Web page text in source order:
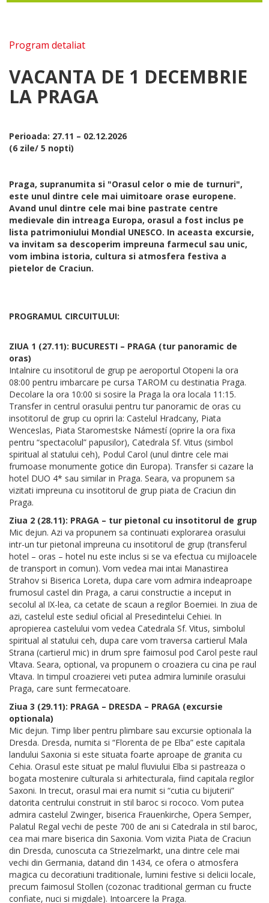
Program detaliat
VACANTA DE 1 DECEMBRIE
LA PRAGA
Perioada: 27.11 – 02.12.2026
(6 zile/ 5 nopti)
Praga, supranumita si "Orasul celor o mie de turnuri",
este unul dintre cele mai uimitoare orase europene.
Avand unul dintre cele mai bine pastrate centre
medievale din intreaga Europa, orasul a fost inclus pe
lista patrimoniului Mondial UNESCO. In aceasta excursie,
va invitam sa descoperim impreuna farmecul sau unic,
vom imbina istoria, cultura si atmosfera festiva a
pietelor de Craciun.
PROGRAMUL CIRCUITULUI:
ZIUA 1 (27.11): BUCURESTI – PRAGA (tur panoramic de
oras)
Intalnire cu insotitorul de grup pe aeroportul Otopeni la ora
08:00 pentru imbarcare pe cursa TAROM cu destinatia Praga.
Decolare la ora 10:00 si sosire la Praga la ora locala 11:15.
Transfer in centrul orasului pentru tur panoramic de oras cu
insotitorul de grup cu opriri la: Castelul Hradcany, Piata
Wenceslas, Piata Staromestske Námestí (oprire la ora fixa
pentru “spectacolul” papusilor), Catedrala Sf. Vitus (simbol
spiritual al statului ceh), Podul Carol (unul dintre cele mai
frumoase monumente gotice din Europa). Transfer si cazare la
hotel DUO 4* sau similar in Praga. Seara, va propunem sa
vizitati impreuna cu insotitorul de grup piata de Craciun din
Praga.
Ziua 2 (28.11): PRAGA – tur pietonal cu insotitorul de grup
Mic dejun. Azi va propunem sa continuati explorarea orasului
intr-un tur pietonal impreuna cu insotitorul de grup (transferul
hotel – oras – hotel nu este inclus si se va efectua cu mijloacele
de transport in comun). Vom vedea mai intai Manastirea
Strahov si Biserica Loreta, dupa care vom admira indeaproape
frumosul castel din Praga, a carui constructie a inceput in
secolul al IX-lea, ca cetate de scaun a regilor Boemiei. In ziua de
azi, castelul este sediul oficial al Presedintelui Cehiei. In
apropierea castelului vom vedea Catedrala Sf. Vitus, simbolul
spiritual al statului ceh, dupa care vom traversa cartierul Mala
Strana (cartierul mic) in drum spre faimosul pod Carol peste raul
Vltava. Seara, optional, va propunem o croaziera cu cina pe raul
Vltava. In timpul croazierei veti putea admira luminile orasului
Praga, care sunt fermecatoare.
Ziua 3 (29.11): PRAGA – DRESDA – PRAGA (excursie
optionala)
Mic dejun. Timp liber pentru plimbare sau excursie optionala la
Dresda. Dresda, numita si “Florenta de pe Elba” este capitala
landului Saxonia si este situata foarte aproape de granita cu
Cehia. Orasul este situat pe malul fluviului Elba si pastreaza o
bogata mostenire culturala si arhitecturala, fiind capitala regilor
Saxoni. In trecut, orasul mai era numit si “cutia cu bijuterii”
datorita centrului construit in stil baroc si rococo. Vom putea
admira castelul Zwinger, biserica Frauenkirche, Opera Semper,
Palatul Regal vechi de peste 700 de ani si Catedrala in stil baroc,
cea mai mare biserica din Saxonia. Vom vizita Piata de Craciun
din Dresda, cunoscuta ca Striezelmarkt, una dintre cele mai
vechi din Germania, datand din 1434, ce ofera o atmosfera
magica cu decoratiuni traditionale, lumini festive si delicii locale,
precum faimosul Stollen (cozonac traditional german cu fructe
confiate, nuci si migdale). Intoarcere la Praga.